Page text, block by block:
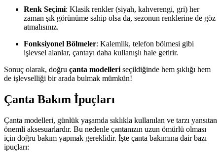
Renk Seçimi: Klasik renkler (siyah, kahverengi, gri) her
zaman şık görünüme sahip olsa da, sezonun renklerine de göz
atmalısınız.
Fonksiyonel Bölmeler: Kalemlik, telefon bölmesi gibi
işlevsel alanlar, çantayı daha kullanışlı hale getirir.
Sonuç olarak, doğru çanta modelleri seçildiğinde hem şıklığı hem
de işlevselliği bir arada bulmak mümkün!
Çanta Bakım İpuçları
Çanta modelleri, günlük yaşamda sıklıkla kullanılan ve tarzı yansıtan
önemli aksesuarlardır. Bu nedenle çantanızın uzun ömürlü olması
için doğru bakım yapmak gereklidir. İşte çanta bakımına dair bazı
ipuçları: